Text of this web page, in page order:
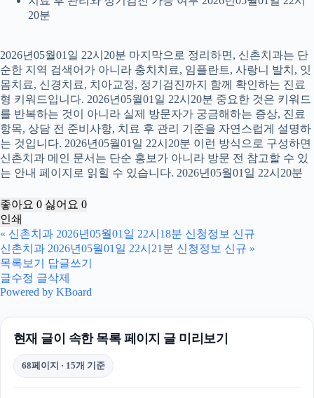
20분
2026년05월01일 22시20분 마지막으로 정리하면, 신촌치과는 단
순한 지역 검색어가 아니라 충치치료, 임플란트, 사랑니 발치, 잇
몸치료, 신경치료, 치아교정, 정기검진까지 함께 확인하는 진료
형 키워드입니다. 2026년05월01일 22시20분 중요한 것은 키워드
를 반복하는 것이 아니라 실제 방문자가 궁금해하는 증상, 진료
항목, 상담 전 준비사항, 치료 후 관리 기준을 자연스럽게 설명하
는 것입니다. 2026년05월01일 22시20분 이런 방식으로 구성하면
신촌치과 메인 문서는 단순 홍보가 아니라 방문 전 참고할 수 있
는 안내 페이지로 읽힐 수 있습니다. 2026년05월01일 22시20분
좋아요 0 싫어요 0
인쇄
« 신촌치과 2026년05월01일 22시18분 신청정보 신규
신촌치과 2026년05월01일 22시21분 신청정보 신규 »
목록보기
답글쓰기
글수정 글삭제
Powered by KBoard
현재 글이 속한 목록 페이지 글 미리보기
68페이지 · 15개 기준